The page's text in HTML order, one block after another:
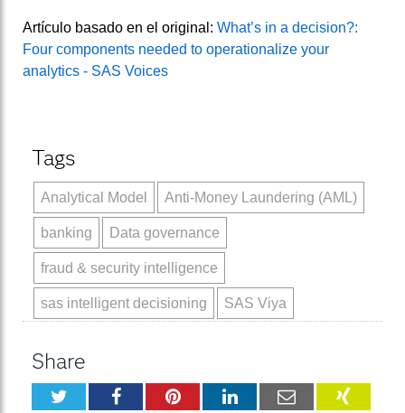
Artículo basado en el original: What’s in a decision?:
Four components needed to operationalize your
analytics - SAS Voices
Tags
Analytical Model Anti-Money Laundering (AML)
banking Data governance
fraud & security intelligence
sas intelligent decisioning SAS Viya
Share
TwitterFacebookPinterestLinkedInEmail XING